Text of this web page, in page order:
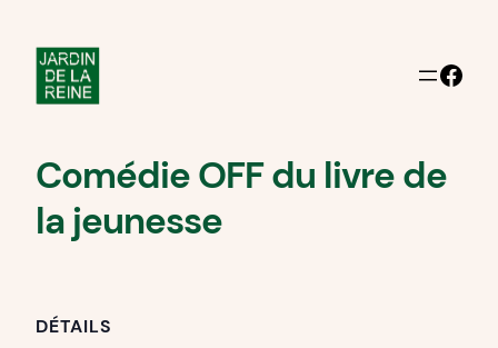
Facebook
Comédie OFF du livre de
la jeunesse
DÉTAILS